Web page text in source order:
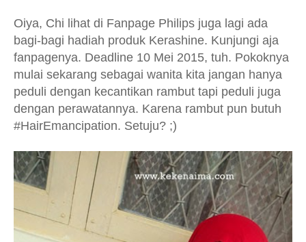
Oiya, Chi lihat di Fanpage Philips juga lagi ada
bagi-bagi hadiah produk Kerashine. Kunjungi aja
fanpagenya. Deadline 10 Mei 2015, tuh. Pokoknya
mulai sekarang sebagai wanita kita jangan hanya
peduli dengan kecantikan rambut tapi peduli juga
dengan perawatannya. Karena rambut pun butuh
#HairEmancipation. Setuju? ;)